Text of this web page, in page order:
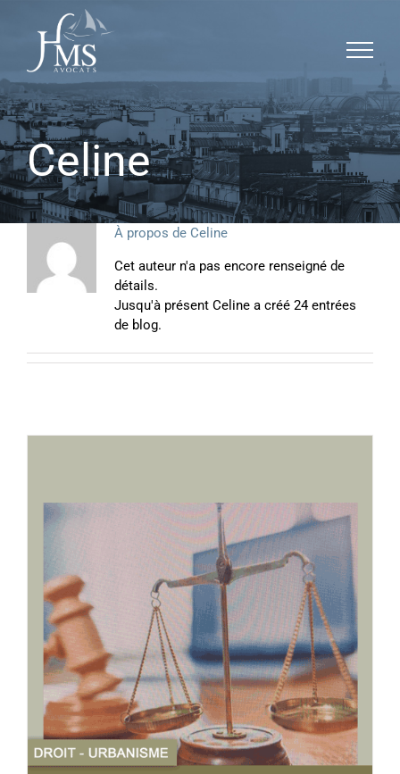
contenu
Celine
À propos de Celine
Cet auteur n'a pas encore renseigné de
détails.
Jusqu'à présent Celine a créé 24 entrées
de blog.
Panneau de gestion des cookies